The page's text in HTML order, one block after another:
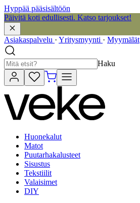
Hyppää pääsisältöön
Päivitä koti edullisesti. Katso tarjoukset!
Asiakaspalvelu · Yritysmyynti · Myymälät
Haku
Huonekalut
Matot
Puutarhakalusteet
Sisustus
Tekstiilit
Valaisimet
DIY